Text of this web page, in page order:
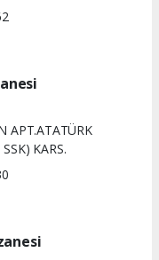
APT.ATATÜRK
KARS.